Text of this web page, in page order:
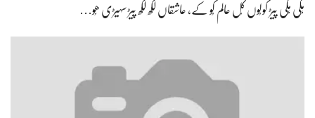
ہِکی ہِکی پیڑ کولُوں کُل عالم کُو کے، عاشقاں لکھ لکھ پیڑ سہیڑی ھُو…